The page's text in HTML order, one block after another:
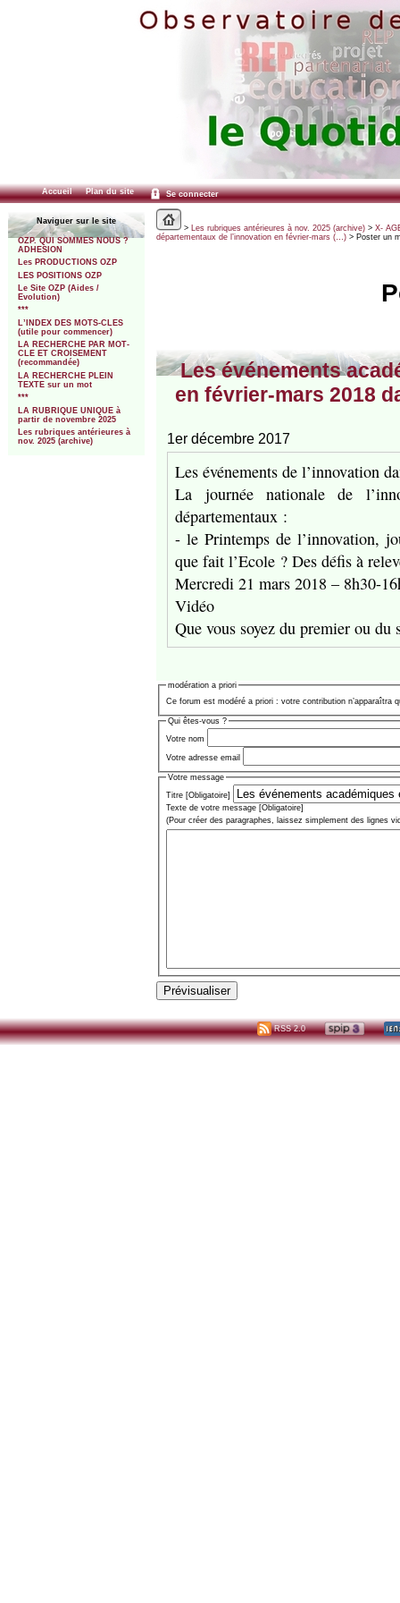
Accueil Plan du site Se connecter
Naviguer sur le site
OZP. QUI SOMMES NOUS ?
ADHESION
Les PRODUCTIONS OZP
LES POSITIONS OZP
Le Site OZP (Aides /
Evolution)
***
L’INDEX DES MOTS-CLES
(utile pour commencer)
LA RECHERCHE PAR MOT-
CLE ET CROISEMENT
(recommandée)
LA RECHERCHE PLEIN
TEXTE sur un mot
***
LA RUBRIQUE UNIQUE à
partir de novembre 2025
Les rubriques antérieures à
nov. 2025 (archive)
> Les rubriques antérieures à nov. 2025 (archive)> X-
départementaux de l’innovation en février-mars (…)> Poster un
Les événements
en février-mars 2018
1er décembre 2017
Les événements de l’innovation
La journée nationale de
départementaux :
- le Printemps de l’innovation,
que fait l’Ecole ? Des défis à
Mercredi 21 mars 2018 – 8h30-
Vidéo
Que vous soyez du premier ou
modération a priori
Ce forum est modéré a priori : votre contribution n’apparaîtra
Qui êtes-vous ?
Votre nom
Votre adresse email
Votre message
Titre [Obligatoire]
Texte de votre message [Obligatoire]
(Pour créer des paragraphes, laissez simplement des lignes
RSS 2.0